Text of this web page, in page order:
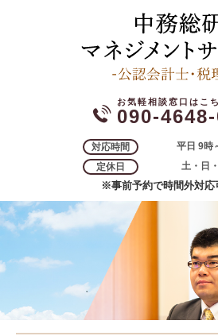
090-
対応時間
平日 9時
定休日
土・日
※事前予約で時間外対応